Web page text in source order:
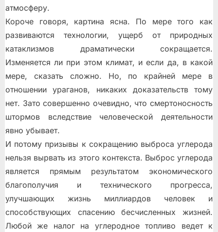
атмосферу.
Короче говоря, картина ясна. По мере того как
развиваются технологии, ущерб от природных
катаклизмов драматически сокращается.
Изменяется ли при этом климат, и если да, в какой
мере, сказать сложно. Но, по крайней мере в
отношении ураганов, никаких доказательств тому
нет. Зато совершенно очевидно, что смертоносность
штормов вследствие человеческой деятельности
явно убывает.
И потому призывы к сокращению выброса углерода
нельзя вырвать из этого контекста. Выброс углерода
является прямым результатом экономического
благополучия и технического прогресса,
улучшающих жизнь миллиардов человек и
способствующих спасению бесчисленных жизней.
Любой же налог на углеродное топливо ведет к